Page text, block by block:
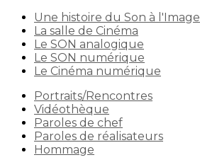
Une histoire du Son à l'Image
La salle de Cinéma
Le SON analogique
Le SON numérique
Le Cinéma numérique
Portraits/Rencontres
Vidéothèque
Paroles de chef
Paroles de réalisateurs
Hommage